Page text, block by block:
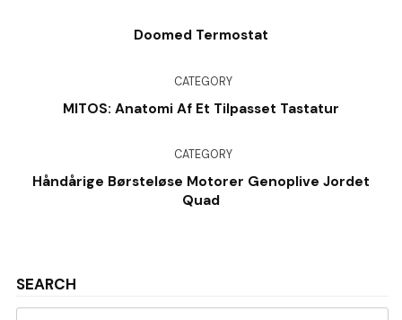
SEARCH
Doomed Termostat
CATEGORY
MITOS: Anatomi Af Et Tilpasset Tastatur
CATEGORY
Håndårige Børsteløse Motorer Genoplive Jordet
Quad